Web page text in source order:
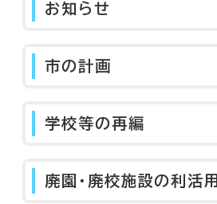
お知らせ
市の計画
学校等の再編
廃園・廃校施設の利活用